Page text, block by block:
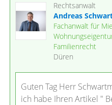
Rechtsanwalt
Andreas
Fachanwalt für
Familienrecht
Düren
Guten Tag Herr
ich habe Ihren Artikel "